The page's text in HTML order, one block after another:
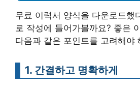
무료 이력서 양식을 다운로드했
로 작성에 들어가볼까요? 좋은
다음과 같은 포인트를 고려해야
1. 간결하고 명확하게